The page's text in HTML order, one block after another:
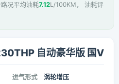
况平均油耗7.12L/100KM， 油耗评
自动豪华版 国V
进气形式 涡轮增压